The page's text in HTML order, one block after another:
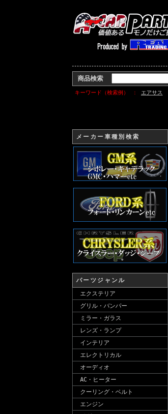
商品検索
キーワード（検索例） エアサス
メーカー車種別検索
パーツジャンル
エクステリア
グリル・バンパー
ミラー・ガラス
レンズ・ランプ
インテリア
エレクトリカル
オーディオ
AC・ヒーター
クーリング・ベルト
エンジン